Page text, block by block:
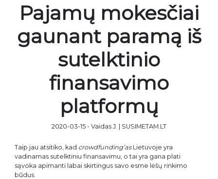
Pajamų mokesčiai
gaunant paramą iš
sutelktinio
finansavimo
platformų
2020-03-15 - Vaidas J. | SUSIMETAM.LT
Taip jau atsitiko, kad crowdfunding’asLietuvoje yra
vadinamas sutelktiniu finansavimu, o tai yra gana plati
sąvoka apimanti labai skirtingus savo esme lėšų rinkimo
būdus.